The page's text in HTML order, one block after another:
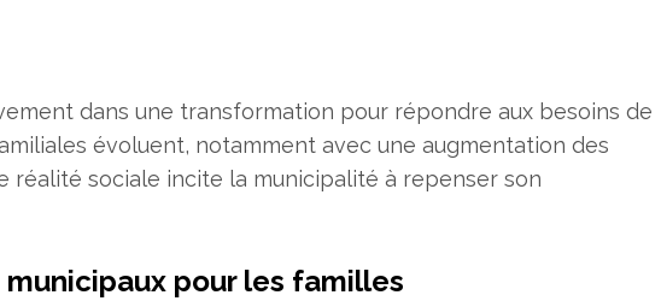
dans une transformation pour répondre aux besoins de
évoluent, notamment avec une augmentation des
réalité sociale incite la municipalité à repenser son
pour les familles